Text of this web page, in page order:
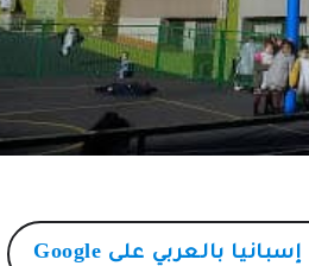
إسبانيا بالعربي على Google